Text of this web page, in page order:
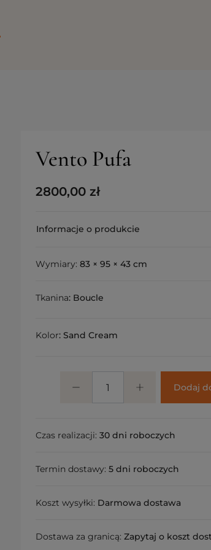
Vento Pufa
2800,00zł
Informacje o produkcie
Wymiary:83 × 95 × 43 cm
Tkanina: Boucle
Kolor: Sand Cream
Dodaj
Czas realizacji:30 dni roboczych
Termin dostawy:5 dni roboczych
Koszt wysyłki: Darmowa dostawa
Dostawa za granicą:Zapytaj o koszt